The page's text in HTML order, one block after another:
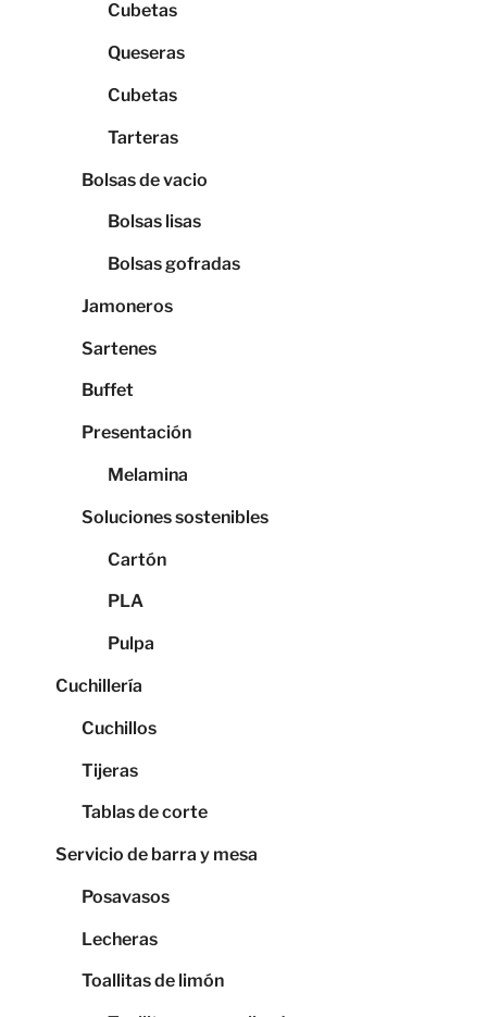
Cubetas
Queseras
Cubetas
Tarteras
Bolsas de vacio
Bolsas lisas
Bolsas gofradas
Jamoneros
Sartenes
Buffet
Presentación
Melamina
Soluciones sostenibles
Cartón
PLA
Pulpa
Cuchillería
Cuchillos
Tijeras
Tablas de corte
Servicio de barra y mesa
Posavasos
Lecheras
Toallitas de limón